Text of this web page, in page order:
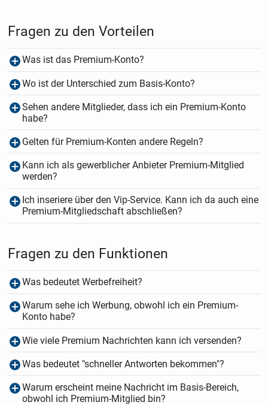
Fragen zu den Vorteilen
Was ist das Premium-Konto?
Wo ist der Unterschied zum Basis-Konto?
Sehen andere Mitglieder, dass ich ein Premium-Konto
habe?
Gelten für Premium-Konten andere Regeln?
Kann ich als gewerblicher Anbieter Premium-Mitglied
werden?
Ich inseriere über den Vip-Service. Kann ich da auch eine
Premium-Mitgliedschaft abschließen?
Fragen zu den Funktionen
Was bedeutet Werbefreiheit?
Warum sehe ich Werbung, obwohl ich ein Premium-
Konto habe?
Wie viele Premium Nachrichten kann ich versenden?
Was bedeutet "schneller Antworten bekommen"?
Warum erscheint meine Nachricht im Basis-Bereich,
obwohl ich Premium-Mitglied bin?